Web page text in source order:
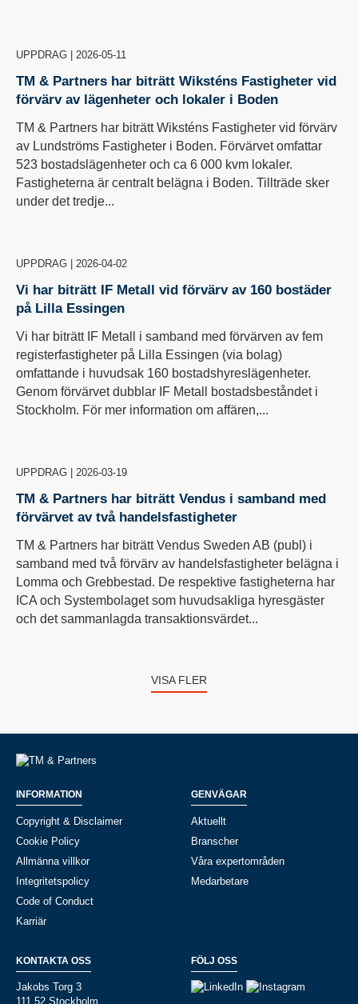
UPPDRAG 2026-05-11
TM & Partners har biträtt Wiksténs Fastigheter vid
förvärv av lägenheter och lokaler i Boden
TM & Partners har biträtt Wiksténs Fastigheter vid förvärv
av Lundströms Fastigheter i Boden. Förvärvet omfattar
523 bostadslägenheter och ca 6 000 kvm lokaler.
Fastigheterna är centralt belägna i Boden. Tillträde sker
under det tredje...
UPPDRAG 2026-04-02
Vi har biträtt IF Metall vid förvärv av 160 bostäder
på Lilla Essingen
Vi har biträtt IF Metall i samband med förvärven av fem
registerfastigheter på Lilla Essingen (via bolag)
omfattande i huvudsak 160 bostadshyreslägenheter.
Genom förvärvet dubblar IF Metall bostadsbeståndet i
Stockholm. För mer information om affären,...
UPPDRAG 2026-03-19
TM & Partners har biträtt Vendus i samband med
förvärvet av två handelsfastigheter
TM & Partners har biträtt Vendus Sweden AB (publ) i
samband med två förvärv av handelsfastigheter belägna i
Lomma och Grebbestad. De respektive fastigheterna har
ICA och Systembolaget som huvudsakliga hyresgäster
och det sammanlagda transaktionsvärdet...
VISA FLER
INFORMATION
Copyright & Disclaimer
Cookie Policy
Allmänna villkor
Integritetspolicy
Code of Conduct
Karriär
GENVÄGAR
Aktuellt
Branscher
Våra expertområden
Medarbetare
KONTAKTA OSS
Jakobs Torg 3
111 52 Stockholm
FÖLJ OSS